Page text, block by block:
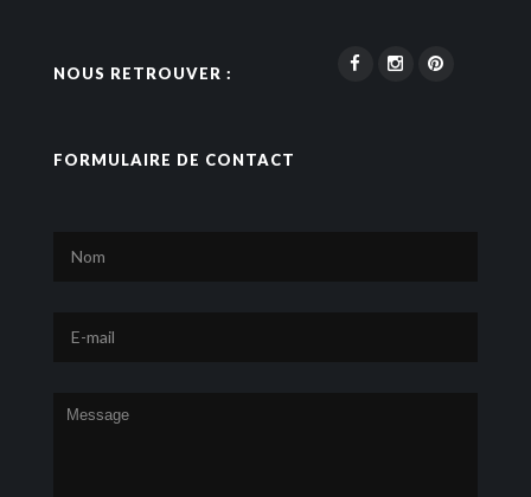
NOUS RETROUVER :
FORMULAIRE DE CONTACT